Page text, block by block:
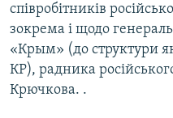
співробітників
зокрема і щодо
«Крым» (до структури
КР), радника
Крючкова. .